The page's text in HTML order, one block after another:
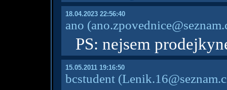
18.04.2023 22:56:40
ano
PS: nejsem
15.05.2011 19:16:50
bcstudent